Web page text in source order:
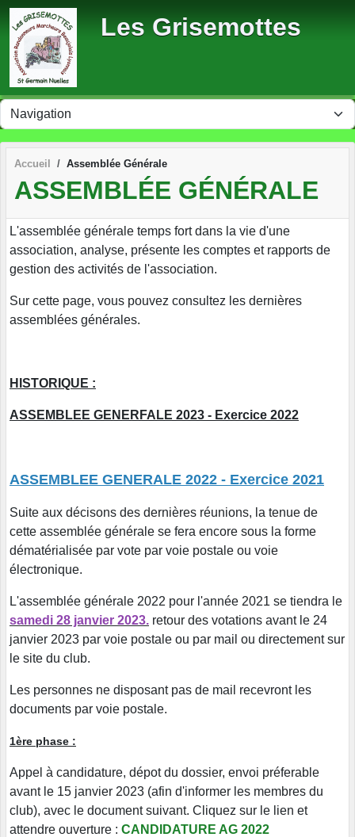
Les Grisemottes
Accueil Assemblée Générale
ASSEMBLÉE GÉNÉRALE
L'assemblée générale temps fort dans la vie d'une
association, analyse, présente les comptes et rapports de
gestion des activités de l'association.
Sur cette page, vous pouvez consultez les dernières
assemblées générales.
HISTORIQUE :
ASSEMBLEE GENERFALE 2023 - Exercice 2022
ASSEMBLEE GENERALE 2022 - Exercice 2021
Suite aux décisons des dernières réunions, la tenue de
cette assemblée générale se fera encore sous la forme
dématérialisée par vote par voie postale ou voie
électronique.
L'assemblée générale 2022 pour l'année 2021 se tiendra le
samedi 28 janvier 2023. retour des votations avant le 24
janvier 2023 par voie postale ou par mail ou directement sur
le site du club.
Les personnes ne disposant pas de mail recevront les
documents par voie postale.
1ère phase :
Appel à candidature, dépot du dossier, envoi préferable
avant le 15 janvier 2023 (afin d'informer les membres du
club), avec le document suivant. Cliquez sur le lien et
attendre ouverture : CANDIDATURE AG 2022
Panneau de gestion des cookies